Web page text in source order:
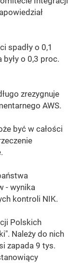
spadły o 0,1
o 0,3 proc.
zrezygnuje
AWS.
być w całości
- wynika
kontroli NIK.
Polskich
Należy do nich
zapada 9 tys.